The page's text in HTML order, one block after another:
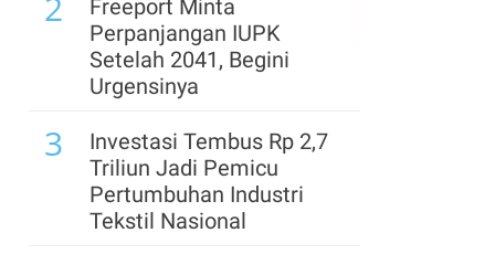
Freeport Minta
Perpanjangan IUPK
Setelah 2041, Begini
Urgensinya
3
Investasi Tembus Rp 2,7
Triliun Jadi Pemicu
Pertumbuhan Industri
Tekstil Nasional